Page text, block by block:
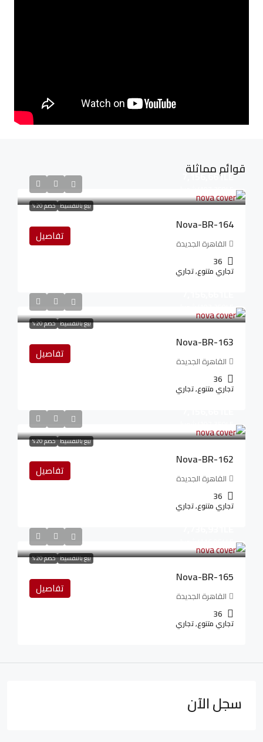
قوائم مماثلة
بيع بالتقسيط خصم 20%
7,156,661LE
Nova-BR-164
القاهرة الجديدة
36
تجاري متنوع, تجاري
تفاصيل
بيع بالتقسيط خصم 20%
Nova-BR-163
القاهرة الجديدة
36
تجاري متنوع, تجاري
تفاصيل
بيع بالتقسيط خصم 20%
Nova-BR-162
القاهرة الجديدة
36
تجاري متنوع, تجاري
تفاصيل
بيع بالتقسيط خصم 20%
Nova-BR-165
القاهرة الجديدة
36
تجاري متنوع, تجاري
تفاصيل
سجل الآن